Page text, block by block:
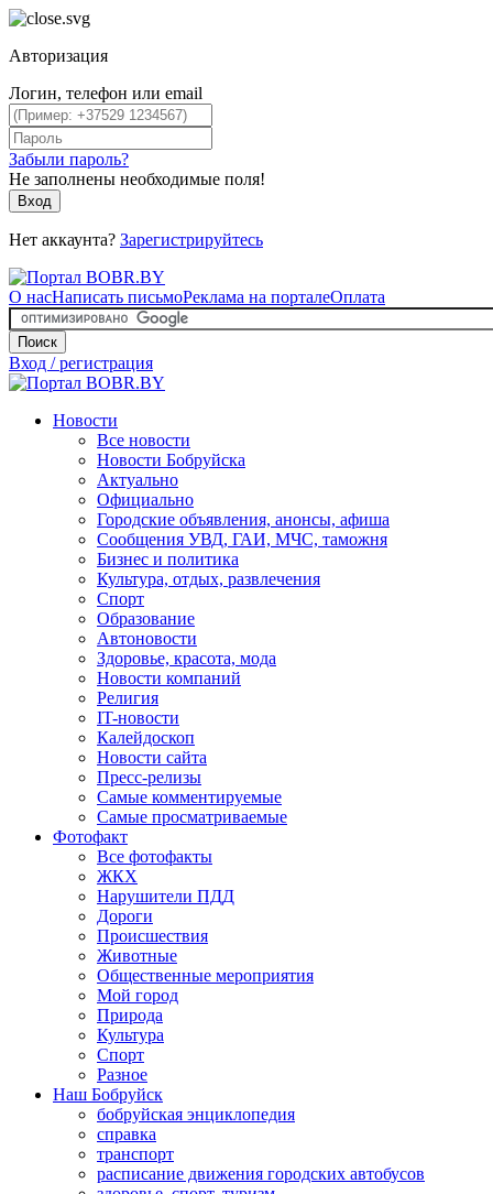
Авторизация
Логин, телефон или email
Забыли пароль?
Не заполнены необходимые поля!
Вход
Нет аккаунта? Зарегистрируйтесь
О насНаписать письмоРеклама на порталеОплата
Поиск
Вход / регистрация
Новости
Все новости
Новости Бобруйска
Актуально
Официально
Городские объявления, анонсы, афиша
Сообщения УВД, ГАИ, МЧС, таможня
Бизнес и политика
Культура, отдых, развлечения
Спорт
Образование
Автоновости
Здоровье, красота, мода
Новости компаний
Религия
IT-новости
Калейдоскоп
Новости сайта
Пресс-релизы
Самые комментируемые
Самые просматриваемые
Фотофакт
Все фотофакты
ЖКХ
Нарушители ПДД
Дороги
Происшествия
Животные
Общественные мероприятия
Мой город
Природа
Культура
Спорт
Разное
Наш Бобруйск
бобруйская энциклопедия
справка
транспорт
расписание движения городских автобусов